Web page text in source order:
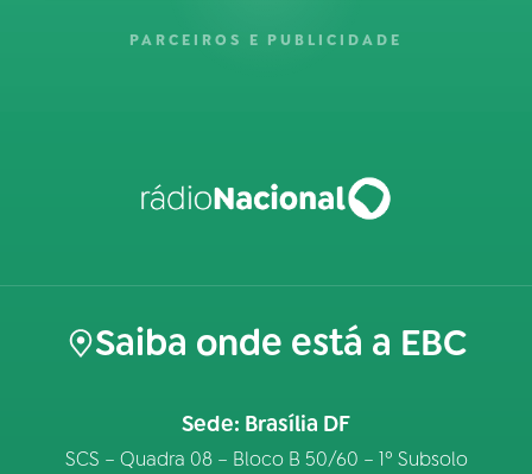
PARCEIROS E PUBLICIDADE
Saiba onde está a EBC
Sede: Brasília DF
SCS – Quadra 08 – Bloco B 50/60 – 1º Subsolo